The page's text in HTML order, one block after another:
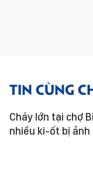
TIN CÙNG
Cháy lớn tại chợ
nhiều ki-ốt bị ảnh